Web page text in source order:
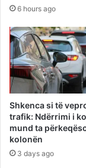
6 hours ago
Shkenca si të
trafik: Ndërrimi i
mund ta
kolonën
3 days ago